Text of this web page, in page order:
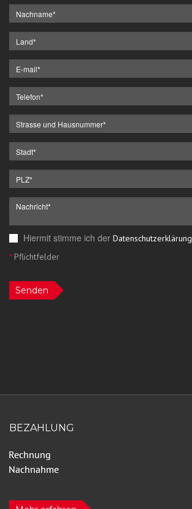
Hiermit stimme ich der Datenschutzerklärung
*Pflichtfelder
Senden
BEZAHLUNG